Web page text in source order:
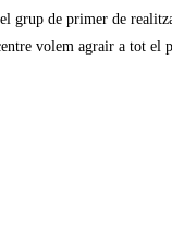
de primer de
volem agrair a tot el